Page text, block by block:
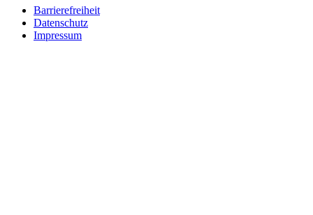
Barrierefreiheit
Datenschutz
Impressum